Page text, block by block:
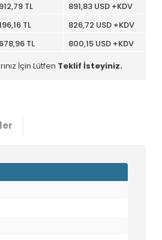
TL
891,83 USD +KDV
TL
826,72 USD +KDV
TL
800,15 USD +KDV
İçin Lütfen Teklif İsteyiniz.